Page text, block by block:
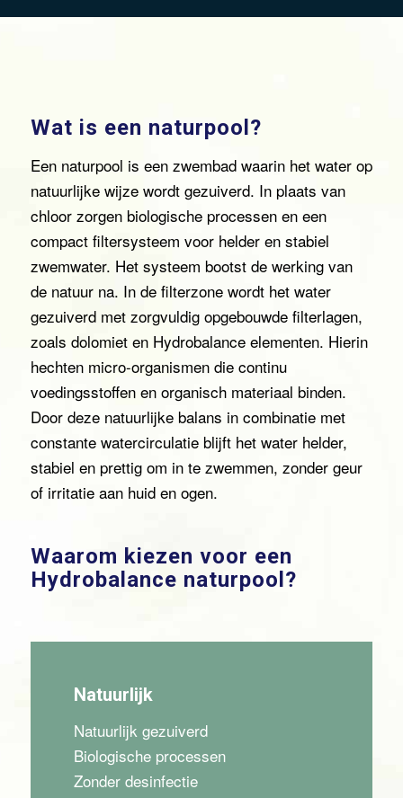
Wat is een naturpool?
Een naturpool is een zwembad waarin het water op
natuurlijke wijze wordt gezuiverd. In plaats van
chloor zorgen biologische processen en een
compact filtersysteem voor helder en stabiel
zwemwater. Het systeem bootst de werking van
de natuur na. In de filterzone wordt het water
gezuiverd met zorgvuldig opgebouwde filterlagen,
zoals dolomiet en Hydrobalance elementen. Hierin
hechten micro-organismen die continu
voedingsstoffen en organisch materiaal binden.
Door deze natuurlijke balans in combinatie met
constante watercirculatie blijft het water helder,
stabiel en prettig om in te zwemmen, zonder geur
of irritatie aan huid en ogen.
Waarom kiezen voor een
Hydrobalance naturpool?
Natuurlijk
Natuurlijk gezuiverd
Biologische processen
Zonder desinfectie